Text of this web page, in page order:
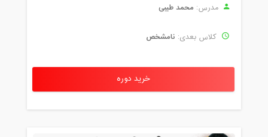
مدرس: محمد طیبی
کلاس بعدی: نامشخص
خرید دوره